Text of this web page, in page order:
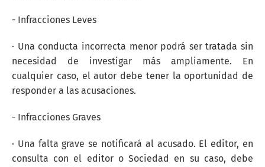
- Infracciones Leves
· Una conducta incorrecta menor podrá ser tratada sin
necesidad de investigar más ampliamente. En
cualquier caso, el autor debe tener la oportunidad de
responder a las acusaciones.
- Infracciones Graves
· Una falta grave se notificará al acusado. El editor, en
consulta con el editor o Sociedad en su caso, debe